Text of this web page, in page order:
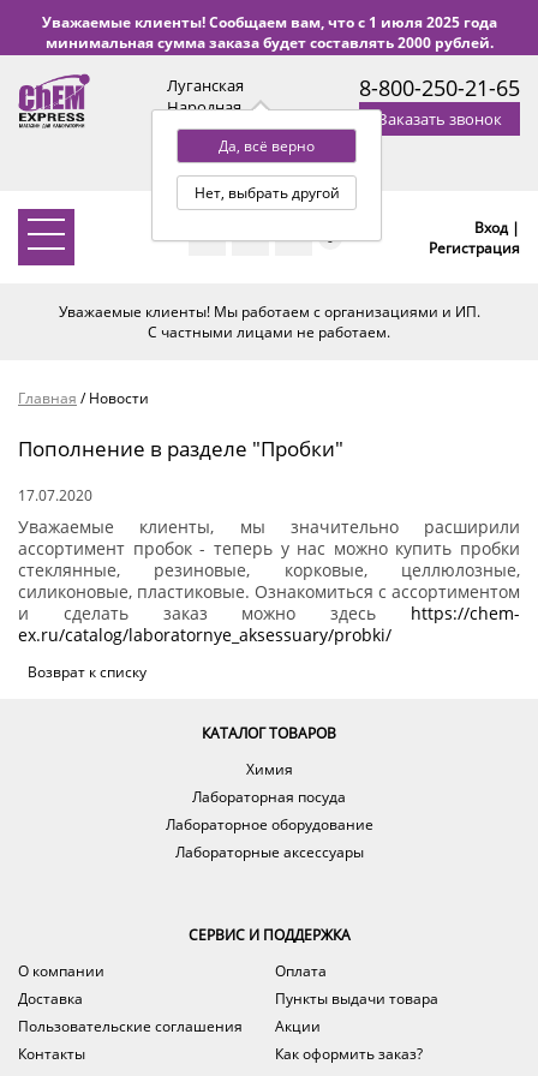
Уважаемые клиенты! Сообщаем вам, что с 1 июля 2025 года
минимальная сумма заказа будет составлять 2000 рублей.
Луганская
Народная
Республика
Да, всё верно
Нет, выбрать другой
с 9:00 до 18:00 по Уфе
(+2 МСК)
8-800-250-21-65
Заказать звонок
0
Вход |
Регистрация
Уважаемые клиенты! Мы работаем с организациями и ИП.
С частными лицами не работаем.
Главная /Новости
Пополнение в разделе "Пробки"
17.07.2020
Уважаемые клиенты, мы значительно расширили
ассортимент пробок - теперь у нас можно купить пробки
стеклянные, резиновые, корковые, целлюлозные,
силиконовые, пластиковые. Ознакомиться с ассортиментом
и сделать заказ можно здесь https://chem-
ex.ru/catalog/laboratornye_aksessuary/probki/
Возврат к списку
КАТАЛОГ ТОВАРОВ
Химия
Лабораторная посуда
Лабораторное оборудование
Лабораторные аксессуары
СЕРВИС И ПОДДЕРЖКА
О компании
Оплата
Доставка
Пункты выдачи товара
Пользовательские соглашения
Акции
Контакты
Как оформить заказ?